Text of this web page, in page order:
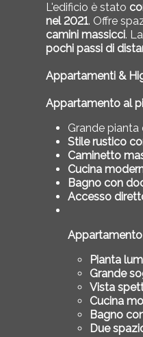
L'edificio è stato
nel 2021. Offre
camini massicci. La
pochi passi di
Appartamenti &
Appartamento al
Grande
Stile rustico
Caminetto
Cucina
Bagno con
Accesso
Appartamento
Pianta
Grande
Vista
Cucina
Bagno
Due